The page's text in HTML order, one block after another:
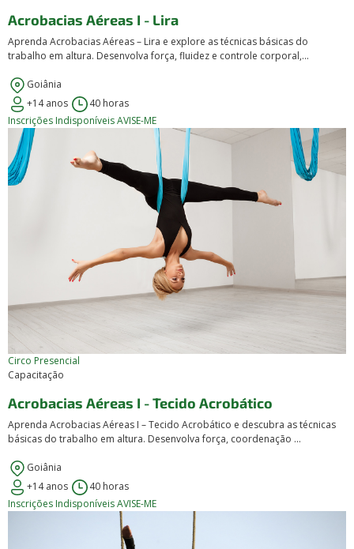
Acrobacias Aéreas I - Lira
Aprenda Acrobacias Aéreas – Lira e explore as técnicas básicas do
trabalho em altura. Desenvolva força, fluidez e controle corporal,...
Goiânia
+14 anos
40 horas
Inscrições IndisponíveisAVISE-ME
Circo Presencial
Capacitação
Acrobacias Aéreas I - Tecido Acrobático
Aprenda Acrobacias Aéreas I – Tecido Acrobático e descubra as técnicas
básicas do trabalho em altura. Desenvolva força, coordenação ...
Goiânia
+14 anos
40 horas
Inscrições IndisponíveisAVISE-ME